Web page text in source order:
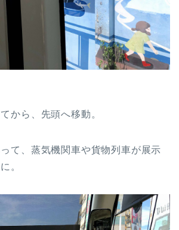
から、先頭へ移動。
て、蒸気機関車や貨物列車が展示
。